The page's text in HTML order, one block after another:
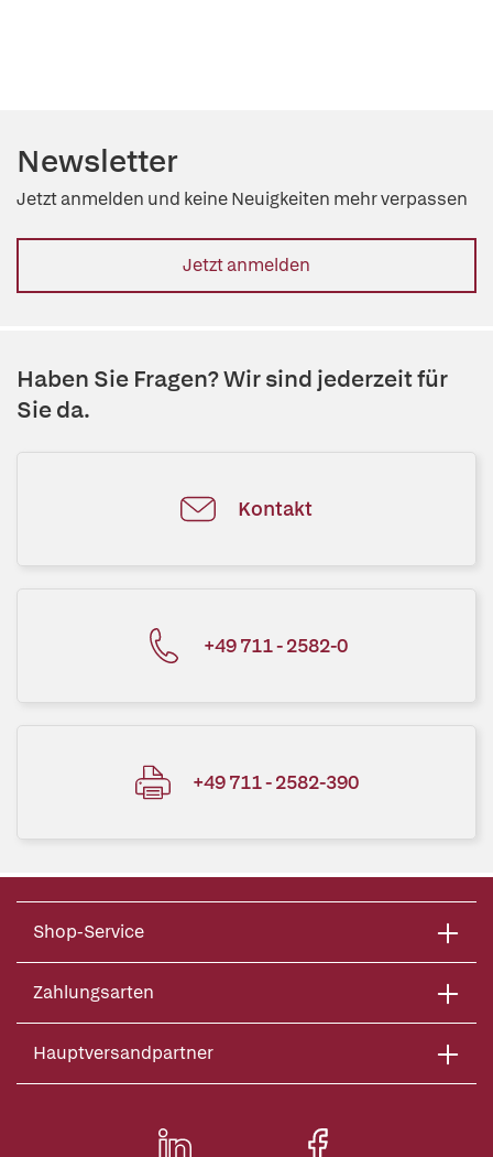
Newsletter
Jetzt anmelden und keine Neuigkeiten mehr verpassen
Jetzt anmelden
Haben Sie Fragen? Wir sind jederzeit für
Sie da.
Kontakt
+49 711 - 2582-0
+49 711 - 2582-390
Shop-Service
Zahlungsarten
Hauptversandpartner